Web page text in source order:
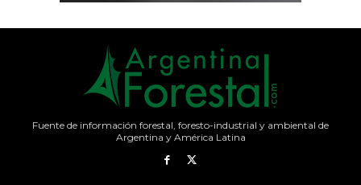
Fuente de información forestal, foresto-industrial y ambiental de
Argentina y América Latina